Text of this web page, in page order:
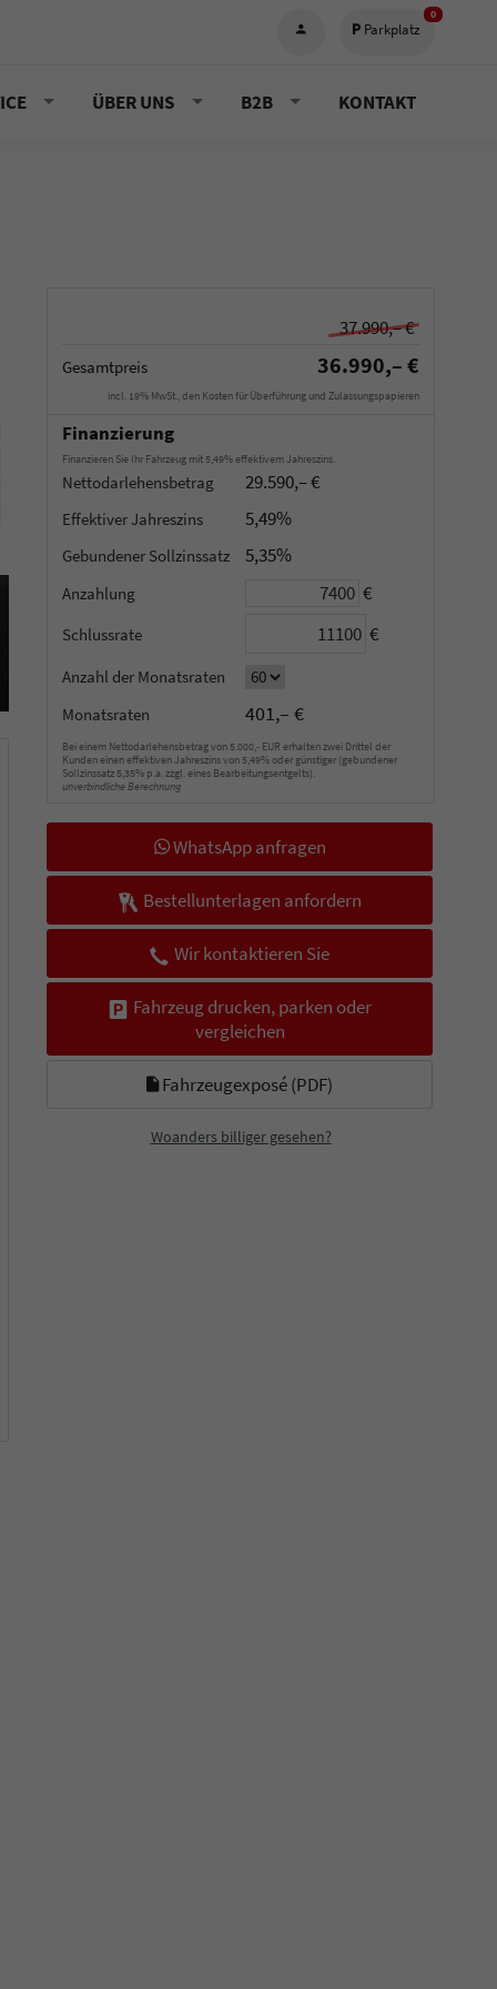
Parkplatz
0
ÜBER UNS B2B KONTAKT
37.990,– €
Gesamtpreis 36.990,– €
incl. 19% MwSt., den Kosten für Überführung und Zulassungspapieren
Finanzierung
Finanzieren Sie Ihr Fahrzeug mit 5,49% effektivem Jahreszins.
Nettodarlehensbetrag 29.590,– €
Effektiver Jahreszins 5,49%
Gebundener Sollzinssatz 5,35%
Anzahlung €
Schlussrate €
Anzahl der Monatsraten
Monatsraten
401,– €
Bei einem Nettodarlehensbetrag von 5.000,- EUR erhalten zwei Drittel der
Kunden einen effektiven Jahreszins von 5,49% oder günstiger (gebundener
Sollzinssatz 5,35% p.a. zzgl. eines Bearbeitungsentgelts).
unverbindliche Berechnung
WhatsApp anfragen
Bestellunterlagen anfordern
Wir kontaktieren Sie
Fahrzeug drucken, parken oder
vergleichen
Fahrzeugexposé (PDF)
Woanders billiger gesehen?